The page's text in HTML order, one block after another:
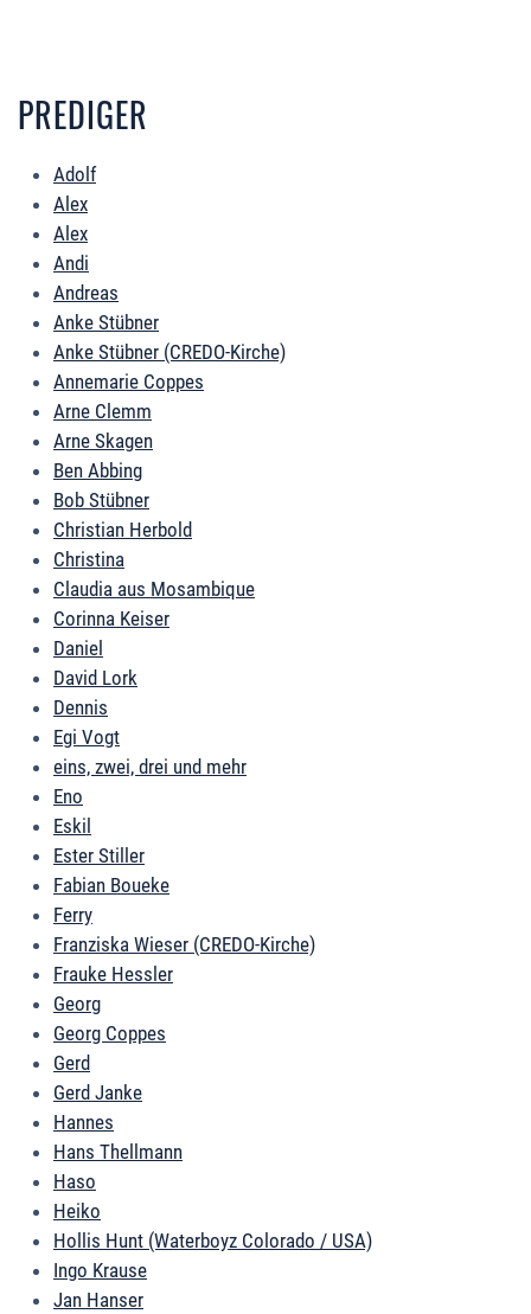
PREDIGER
Adolf
Alex
Alex
Andi
Andreas
Anke Stübner
Anke Stübner (CREDO-Kirche)
Annemarie Coppes
Arne Clemm
Arne Skagen
Ben Abbing
Bob Stübner
Christian Herbold
Christina
Claudia aus Mosambique
Corinna Keiser
Daniel
David Lork
Dennis
Egi Vogt
eins, zwei, drei und mehr
Eno
Eskil
Ester Stiller
Fabian Boueke
Ferry
Franziska Wieser (CREDO-Kirche)
Frauke Hessler
Georg
Georg Coppes
Gerd
Gerd Janke
Hannes
Hans Thellmann
Haso
Heiko
Hollis Hunt (Waterboyz Colorado / USA)
Ingo Krause
Jan Hanser